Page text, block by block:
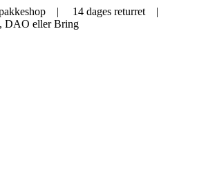
pakkeshop | 14 dages returret |
DAO eller Bring